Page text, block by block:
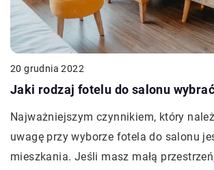
20 grudnia 2022
Jaki rodzaj fotelu do salonu
Najważniejszym czynnikiem, który
uwagę przy wyborze fotela do salonu
mieszkania. Jeśli masz małą